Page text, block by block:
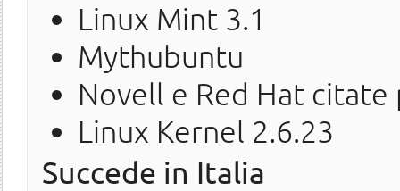
Linux Mint 3.1
Mythubuntu
Novell e Red Hat
Linux Kernel 2.6.23
Succede in Italia